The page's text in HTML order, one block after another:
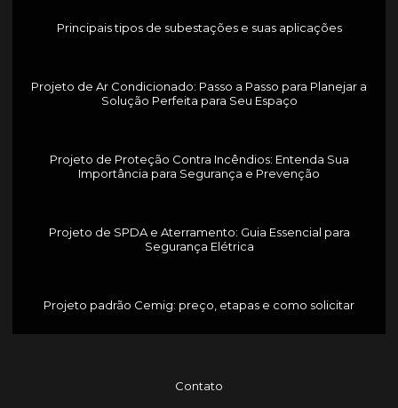
Principais tipos de subestações e suas aplicações
Projeto de Ar Condicionado: Passo a Passo para Planejar a
Solução Perfeita para Seu Espaço
Projeto de Proteção Contra Incêndios: Entenda Sua
Importância para Segurança e Prevenção
Projeto de SPDA e Aterramento: Guia Essencial para
Segurança Elétrica
Projeto padrão Cemig: preço, etapas e como solicitar
Contato